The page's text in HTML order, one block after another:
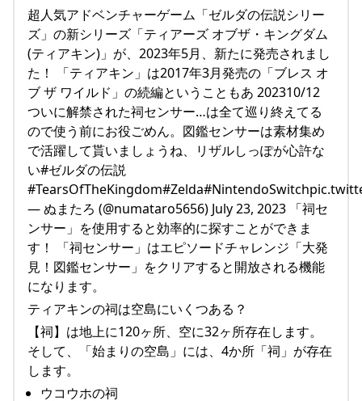
超人気アドベンチャーゲーム「ゼルダの伝説シリー
ズ」の新シリーズ「ティアーズ オブザ・キングダム
(ティアキン)」が、2023年5月、新たに発売されまし
た！ 「ティアキン」は2017年3月発売の「ブレス オ
ブ ザ ワイルド」の続編ということもあ 202310/12
ついに解禁された祠センサー…は全て巡り終えてる
ので使う前にお役ごめん。図鑑センサーは素材集め
で活躍して貰いましょうね、リザルしっぽが心許な
い#ゼルダの伝説
— ぬまたろ (@numataro5656) July 23, 2023 「祠セ
ンサー」を使用すると効率的に探すことができま
す！ 「祠センサー」はエピソードチャレンジ「大発
見！図鑑センサー」をクリアすると開放される機能
になります。
ティアキンの祠は空島にいくつある？
【祠】は地上に120ヶ所、空に32ヶ所存在します。
そして、「始まりの空島」には、4か所「祠」が存在
します。
ウコウホの祠